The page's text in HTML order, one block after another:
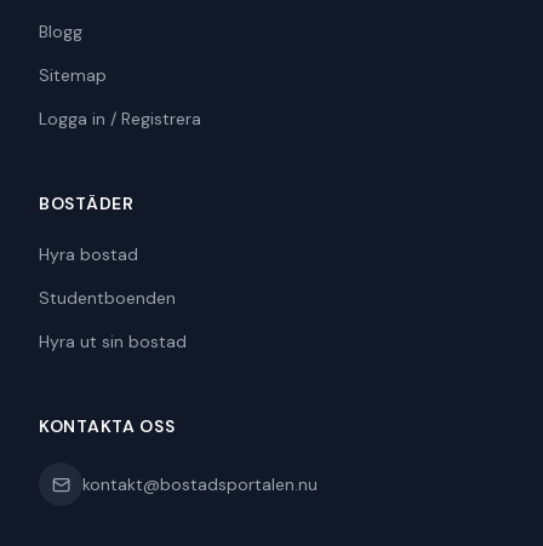
Blogg
Sitemap
Logga in / Registrera
BOSTÄDER
Hyra bostad
Studentboenden
Hyra ut sin bostad
KONTAKTA OSS
kontakt@bostadsportalen.nu